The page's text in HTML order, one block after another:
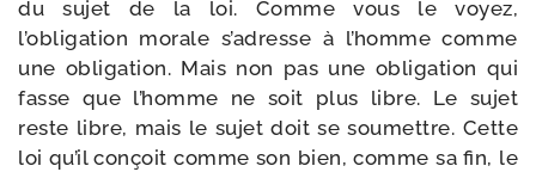
du sujet de la loi. Comme vous le voyez,
l’obligation morale s’adresse à l’homme comme
une obli­ga­tion. Mais non pas une obli­ga­tion qui
fasse que l’homme ne soit plus libre. Le sujet
reste libre, mais le sujet doit se sou­mettre. Cette
loi qu’il conçoit comme son bien, comme sa fin, le